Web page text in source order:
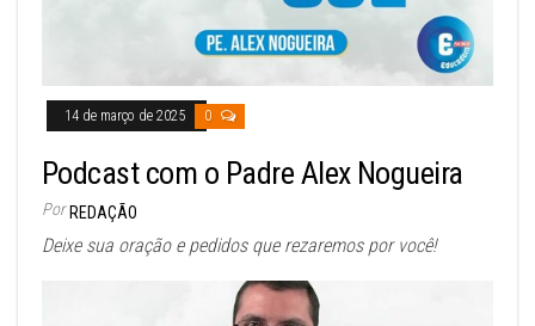
14 de março de 2025 0
Podcast com o Padre Alex Nogueira
Por REDAÇÃO
Deixe sua oração e pedidos que rezaremos por você!